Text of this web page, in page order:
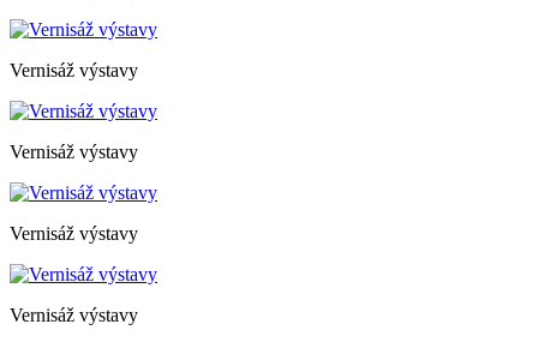
Vernisáž výstavy
Vernisáž výstavy
Vernisáž výstavy
Vernisáž výstavy